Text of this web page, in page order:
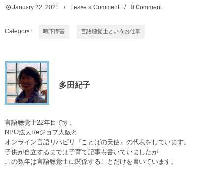
January 22 ,2021 Leave a Comment 0 Comment
Category : 嚥下障害 言語聴覚士というお仕事
多田紀子
言語聴覚士22年目です。
NPO法人Reジョブ大阪と
オンライン言語リハビリ『ことばの天使』の代表をしています。
子供が自立するまでは子育て記事も書いていましたが
この数年は言語聴覚士に関係することだけを書いています。